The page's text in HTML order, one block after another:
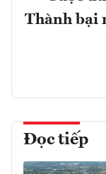
Thành bại
Đọc tiếp